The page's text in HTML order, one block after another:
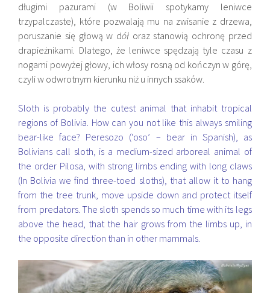
długimi pazurami (w Boliwii spotykamy leniwce
trzypalczaste), które pozwalają mu na zwisanie z drzewa,
poruszanie się głową w dół oraz stanowią ochronę przed
drapieżnikami. Dlatego, że leniwce spędzają tyle czasu z
nogami powyżej głowy, ich włosy rosną od kończyn w górę,
czyli w odwrotnym kierunku niż u innych ssaków.
Sloth is probably the cutest animal that inhabit tropical
regions of Bolivia. How can you not like this always smiling
bear-like face? Peresozo (‘oso’ – bear in Spanish), as
Bolivians call sloth, is a medium-sized arboreal animal of
the order Pilosa, with strong limbs ending with long claws
(In Bolivia we find three-toed sloths), that allow it to hang
from the tree trunk, move upside down and protect itself
from predators. The sloth spends so much time with its legs
above the head, that the hair grows from the limbs up, in
the opposite direction than in other mammals.